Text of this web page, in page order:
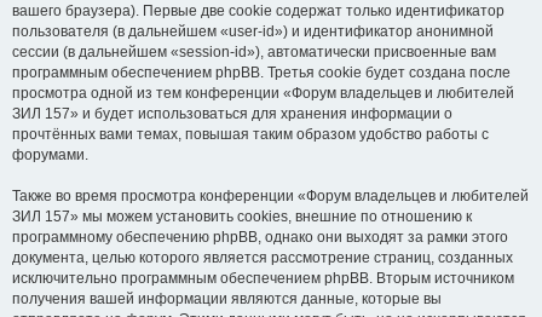
вашего браузера). Первые две cookie содержат только идентификатор
пользователя (в дальнейшем «user-id») и идентификатор анонимной
сессии (в дальнейшем «session-id»), автоматически присвоенные вам
программным обеспечением phpBB. Третья cookie будет создана после
просмотра одной из тем конференции «Форум владельцев и любителей
ЗИЛ 157» и будет использоваться для хранения информации о
прочтённых вами темах, повышая таким образом удобство работы с
форумами.
Также во время просмотра конференции «Форум владельцев и любителей
ЗИЛ 157» мы можем установить cookies, внешние по отношению к
программному обеспечению phpBB, однако они выходят за рамки этого
документа, целью которого является рассмотрение страниц, созданных
исключительно программным обеспечением phpBB. Вторым источником
получения вашей информации являются данные, которые вы